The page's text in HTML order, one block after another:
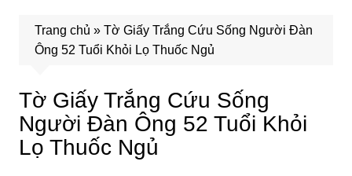
Trang chủ » Tờ Giấy Trắng Cứu Sống Người Đàn
Ông 52 Tuổi Khỏi Lọ Thuốc Ngủ
Tờ Giấy Trắng Cứu Sống
Người Đàn Ông 52 Tuổi Khỏi
Lọ Thuốc Ngủ